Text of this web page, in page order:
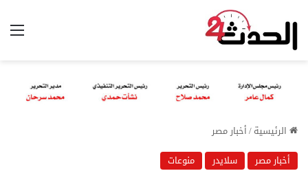
الرئيسية/أخبار مصر
أخبار مصر
سلايدر منوعات